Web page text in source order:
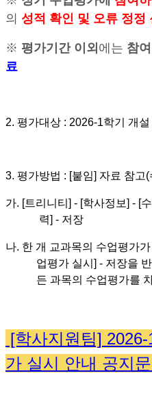
의 성적 확인 및 오류 정정
※ 평가기간 이외 에는 참
료
2. 평가대상 : 2026-1학기 개설
3. 평가방법 : [붙임] 자료 참고(
가. [트리니티 ] - [학사정보] - [
력] - 저장
나. 한 개 교과목의 수업평가
업평가 실시 ] - 저장을
든 과목의 수업평가를
[학사지원팀]
가 실시 안내 공지